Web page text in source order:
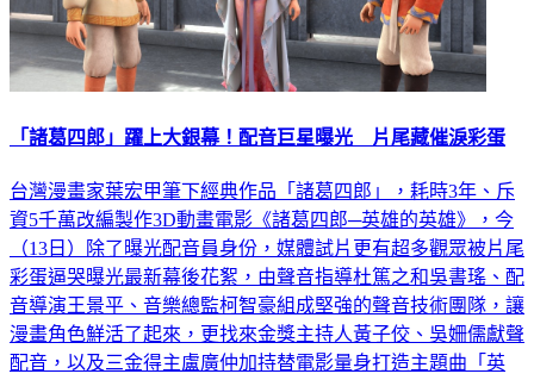
「諸葛四郎」躍上大銀幕！配音巨星曝光 片尾藏催淚彩蛋
台灣漫畫家葉宏甲筆下經典作品「諸葛四郎」，耗時3年、斥
資5千萬改編製作3D動畫電影《諸葛四郎─英雄的英雄》，今
（13日）除了曝光配音員身份，媒體試片更有超多觀眾被片尾
彩蛋逼哭曝光最新幕後花絮，由聲音指導杜篤之和吳書瑤、配
音導演王景平、音樂總監柯智豪組成堅強的聲音技術團隊，讓
漫畫角色鮮活了起來，更找來金獎主持人黃子佼、吳姍儒獻聲
配音，以及三金得主盧廣仲加持替電影量身打造主題曲「英